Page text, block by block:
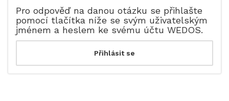
Pro odpověď na danou otázku se přihlašte
pomocí tlačítka níže se svým uživatelským
jménem a heslem ke svému účtu WEDOS.